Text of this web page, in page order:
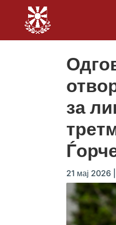
за
21 мај 2026